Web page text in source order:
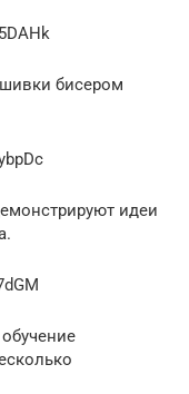
бисером
идеи